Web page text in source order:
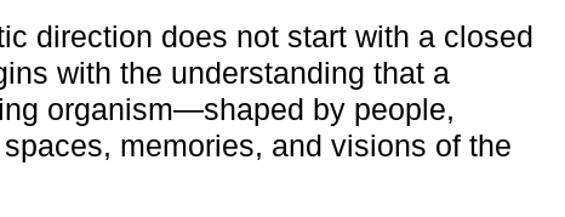
direction does not start with a closed
with the understanding that a
organism—shaped by people,
memories, and visions of the